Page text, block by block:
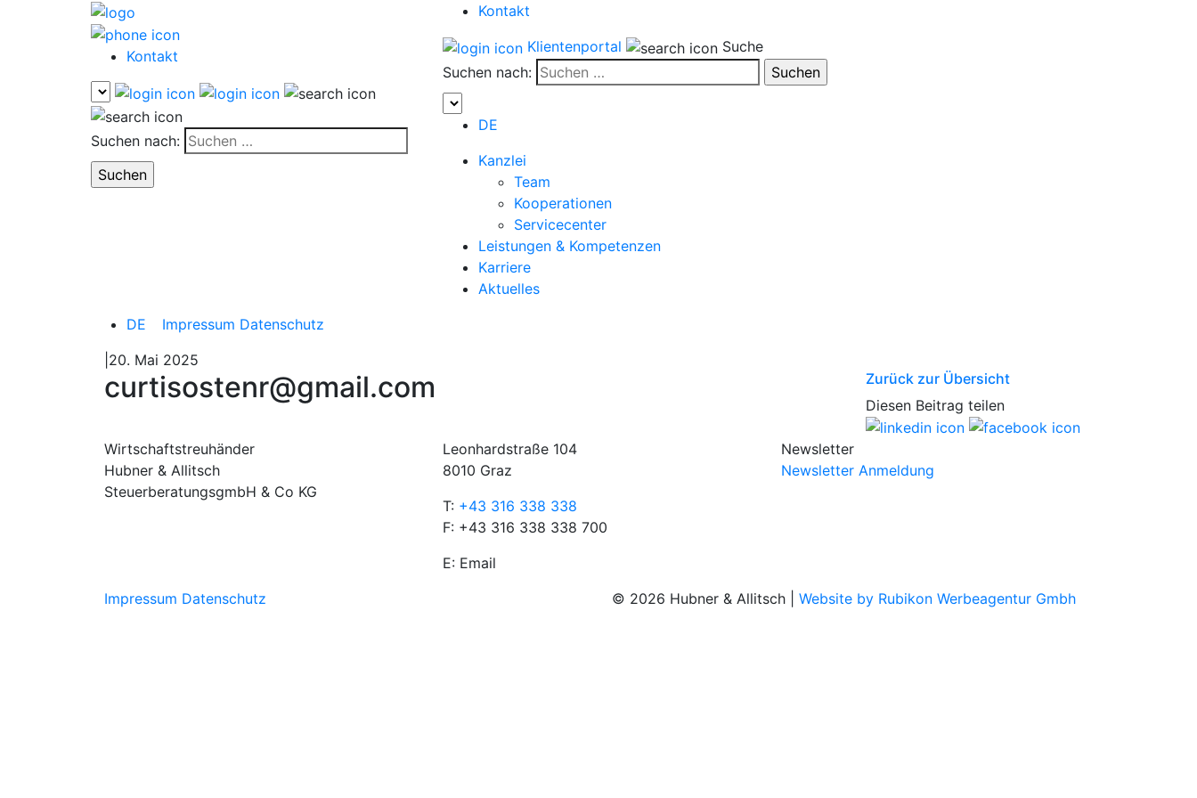
Kontakt
Suchen nach:
Kontakt
Klientenportal
Suche
Suchen nach:
DE
Kanzlei
Team
Kooperationen
Servicecenter
Leistungen & Kompetenzen
Karriere
Aktuelles
DE
Impressum Datenschutz
|20. Mai 2025
curtisostenr@gmail.com
Zurück zur Übersicht
Diesen Beitrag teilen
Wirtschaftstreuhänder
Hubner & Allitsch
SteuerberatungsgmbH & Co KG
Leonhardstraße 104
8010 Graz
T: +43 316 338 338
F: +43 316 338 338 700
E: Email
Newsletter
Newsletter Anmeldung
Impressum Datenschutz © 2026 Hubner & Allitsch | Website by Rubikon Werbeagentur Gmbh